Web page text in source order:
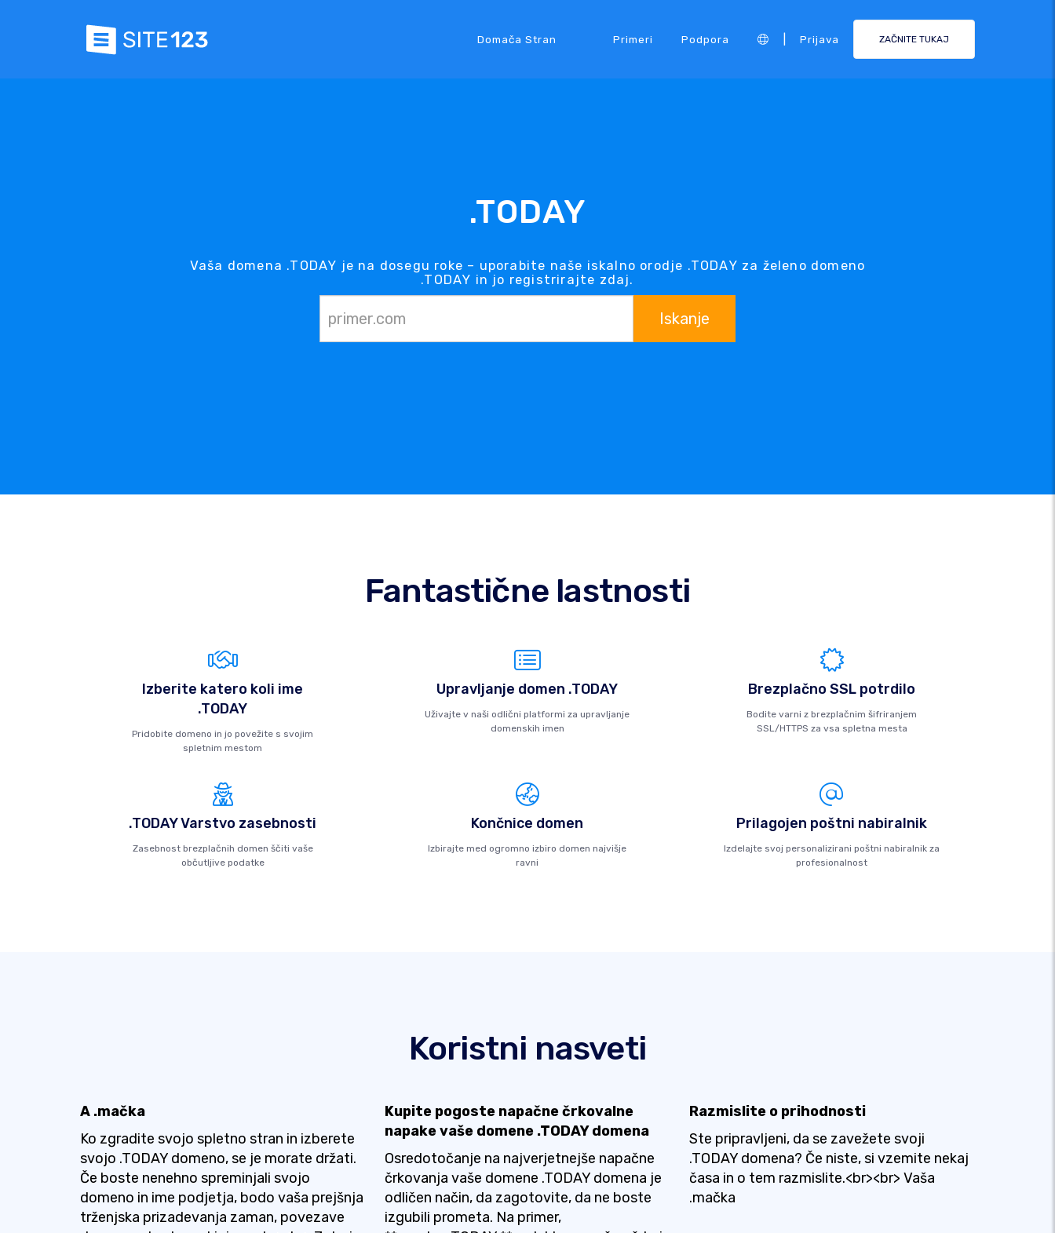
Domača Stran Primeri Podpora Prijava ZAČNITE TUKAJ
.TODAY
Vaša domena .TODAY je na dosegu roke – uporabite naše iskalno orodje .TODAY za želeno domeno
.TODAY in jo registrirajte zdaj.
Iskanje
Fantastične lastnosti
Izberite katero koli ime
.TODAY
Pridobite domeno in jo povežite s svojim
spletnim mestom
Upravljanje domen .TODAY
Uživajte v naši odlični platformi za upravljanje
domenskih imen
Brezplačno SSL potrdilo
Bodite varni z brezplačnim šifriranjem
SSL/HTTPS za vsa spletna mesta
.TODAY Varstvo zasebnosti
Zasebnost brezplačnih domen ščiti vaše
občutljive podatke
Končnice domen
Izbirajte med ogromno izbiro domen najvišje
ravni
Prilagojen poštni nabiralnik
Izdelajte svoj personalizirani poštni nabiralnik za
profesionalnost
Koristni nasveti
A .mačka
Ko zgradite svojo spletno stran in izberete
svojo .TODAY domeno, se je morate držati.
Če boste nenehno spreminjali svojo
domeno in ime podjetja, bodo vaša prejšnja
trženjska prizadevanja zaman, povezave
Kupite pogoste napačne črkovalne
napake vaše domene .TODAY domena
Osredotočanje na najverjetnejše napačne
črkovanja vaše domene .TODAY domena je
odličen način, da zagotovite, da ne boste
izgubili prometa. Na primer,
Razmislite o prihodnosti
Ste pripravljeni, da se zavežete svoji
.TODAY domena? Če niste, si vzemite nekaj
časa in o tem razmislite.<br><br> Vaša
.mačka